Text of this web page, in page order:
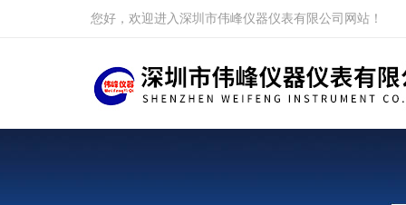
您好，欢迎进入深圳市伟峰仪器仪表有限公司网站！